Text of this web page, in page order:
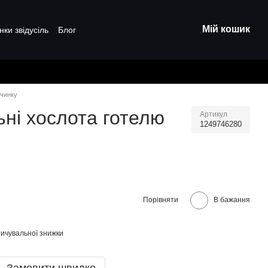
звідусіль
Блог
Мій кошик
хослота готелю
Артикул
1249746280
Порівняти В бажання
знижки